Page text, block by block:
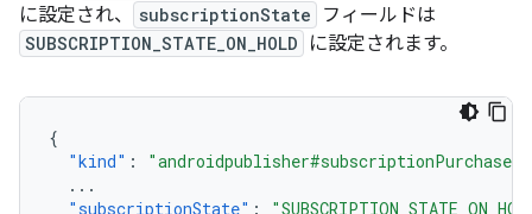
に設定され、
subscriptionState フィールドは
SUBSCRIPTION_STATE_ON_HOLD に設定されます。
{
"kind" :
...
"subscriptionState" :